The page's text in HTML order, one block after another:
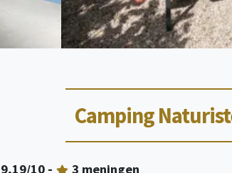
Camping
9,19/10 - 3 meningen